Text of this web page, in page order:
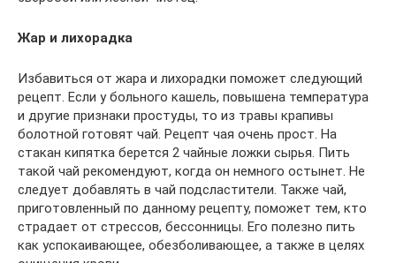
Жар и лихорадка
Избавиться от жара и лихорадки поможет следующий
рецепт. Если у больного кашель, повышена температура
и другие признаки простуды, то из травы крапивы
болотной готовят чай. Рецепт чая очень прост. На
стакан кипятка берется 2 чайные ложки сырья. Пить
такой чай рекомендуют, когда он немного остынет. Не
следует добавлять в чай подсластители. Также чай,
приготовленный по данному рецепту, поможет тем, кто
страдает от стрессов, бессонницы. Его полезно пить
как успокаивающее, обезболивающее, а также в целях